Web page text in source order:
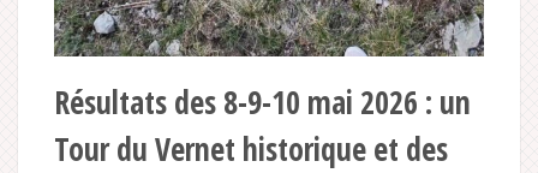
Résultats des 8-9-10 mai 2026 : un
Tour du Vernet historique et des